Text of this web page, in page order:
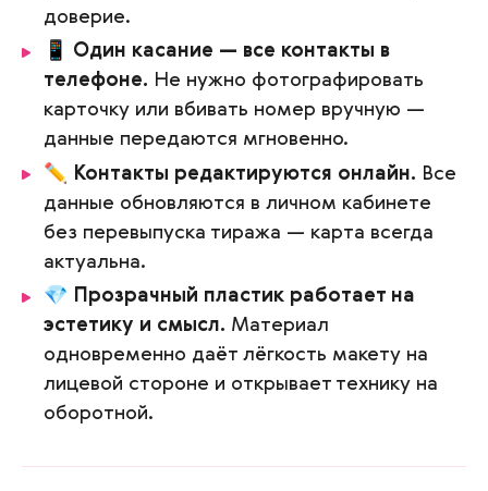
доверие.
📱 Один касание — все контакты в
телефоне. Не нужно фотографировать
карточку или вбивать номер вручную —
данные передаются мгновенно.
✏️ Контакты редактируются онлайн. Все
данные обновляются в личном кабинете
без перевыпуска тиража — карта всегда
актуальна.
💎 Прозрачный пластик работает на
эстетику и смысл. Материал
одновременно даёт лёгкость макету на
лицевой стороне и открывает технику на
оборотной.